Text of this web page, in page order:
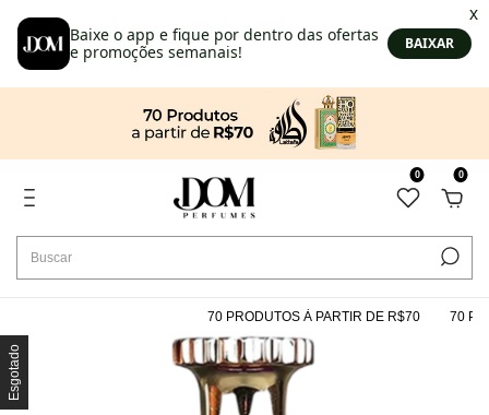
0 0
70 PRODUTOS À PARTIR DE R$70 70
Esgotado